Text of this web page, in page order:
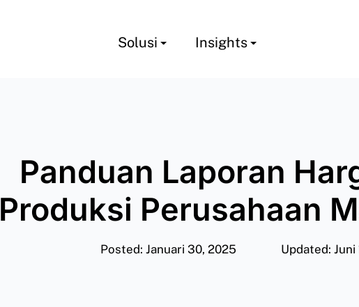
Solusi Insights
Panduan Laporan
Produksi Perusahaan
Posted: Januari 30, 2025 Updated: Juni